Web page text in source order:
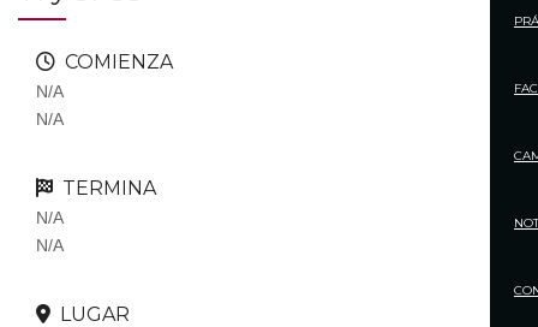
COMIENZA
N/A
N/A
TERMINA
N/A
N/A
LUGAR
: